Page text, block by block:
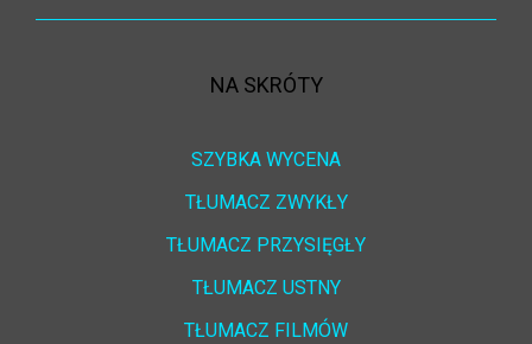
NA SKRÓTY
SZYBKA WYCENA
TŁUMACZ ZWYKŁY
TŁUMACZ PRZYSIĘGŁY
TŁUMACZ USTNY
TŁUMACZ FILMÓW